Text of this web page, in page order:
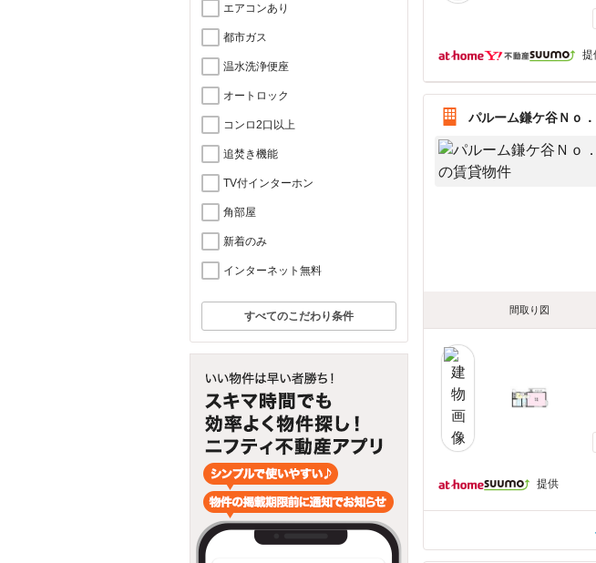
エアコンあり
都市ガス
温水洗浄便座
オートロック
コンロ2口以上
追焚き機能
TV付インターホン
角部屋
新着のみ
インターネット無料
すべてのこだわり条件
提
パルーム鎌ケ谷Ｎｏ
間取り図
提供